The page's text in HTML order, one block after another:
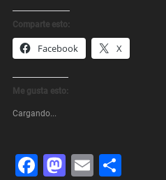
Comparte esto:
Facebook X
Me gusta esto:
Cargando...
Facebook
Mastodon
EmailShare